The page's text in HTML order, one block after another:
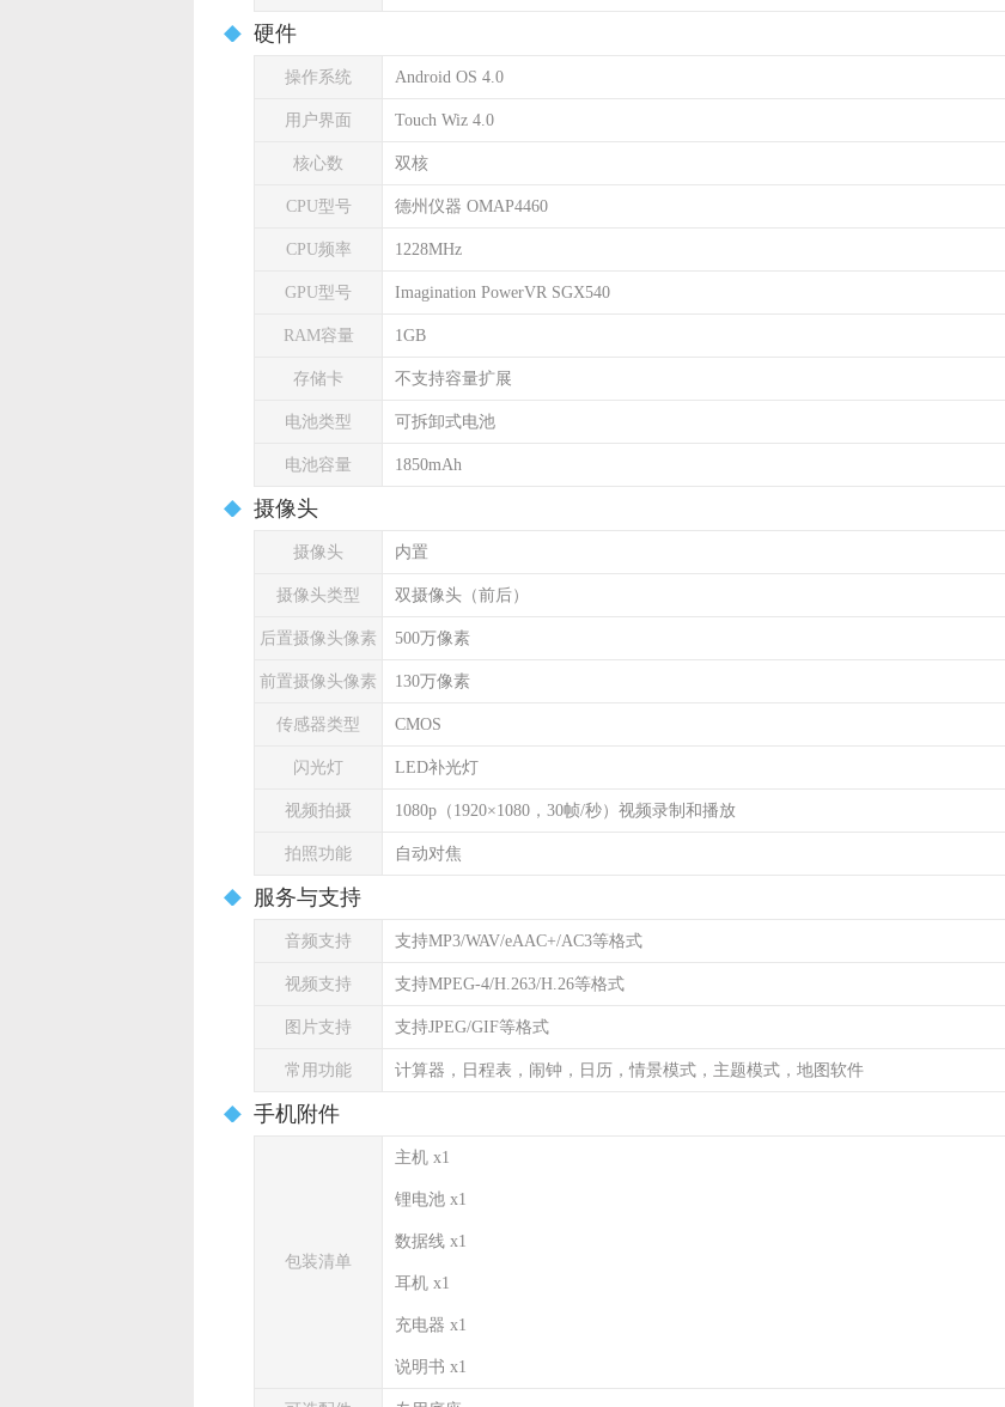
硬件
操作系统 Android OS 4.0
用户界面 Touch Wiz 4.0
核心数 双核
CPU型号 德州仪器 OMAP4460
CPU频率 1228MHz
GPU型号 Imagination PowerVR SGX540
RAM容量 1GB
存储卡 不支持容量扩展
电池类型 可拆卸式电池
电池容量 1850mAh
摄像头
摄像头 内置
摄像头类型 双摄像头（前后）
后置摄像头像素 500万像素
前置摄像头像素 130万像素
传感器类型 CMOS
闪光灯 LED补光灯
视频拍摄 1080p（1920×1080，30帧/秒）视频录制和播放
拍照功能 自动对焦
服务与支持
音频支持 支持MP3/WAV/eAAC+/AC3等格式
视频支持 支持MPEG-4/H.263/H.26等格式
图片支持 支持JPEG/GIF等格式
常用功能 计算器，日程表，闹钟，日历，情景模式，主题模式，地图软件
手机附件
包装清单
主机 x1
锂电池 x1
数据线 x1
耳机 x1
充电器 x1
说明书 x1